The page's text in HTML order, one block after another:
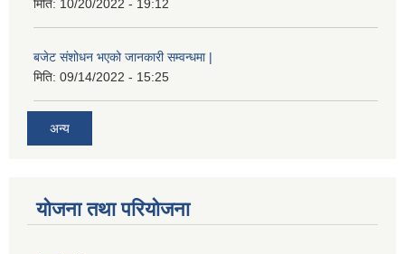
मिति: 10/20/2022 - 19:12
बजेट संशोधन भएको जानकारी सम्वन्धमा |
मिति: 09/14/2022 - 15:25
अन्य
योजना तथा परियोजना